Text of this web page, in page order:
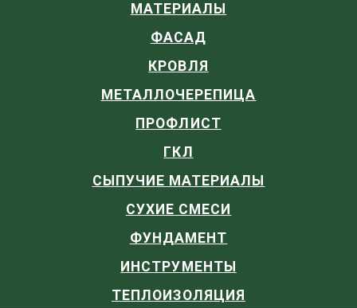
МАТЕРИАЛЫ
ФАСАД
КРОВЛЯ
МЕТАЛЛОЧЕРЕПИЦА
ПРОФЛИСТ
ГКЛ
СЫПУЧИЕ МАТЕРИАЛЫ
СУХИЕ СМЕСИ
ФУНДАМЕНТ
ИНСТРУМЕНТЫ
ТЕПЛОИЗОЛЯЦИЯ